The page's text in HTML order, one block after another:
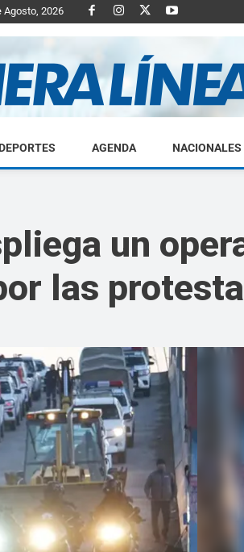
Agosto, 2026
Diario
Linea
DEPORTES AGENDA NACIONALES
un
las